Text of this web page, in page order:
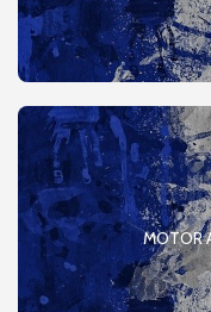
MOTOR